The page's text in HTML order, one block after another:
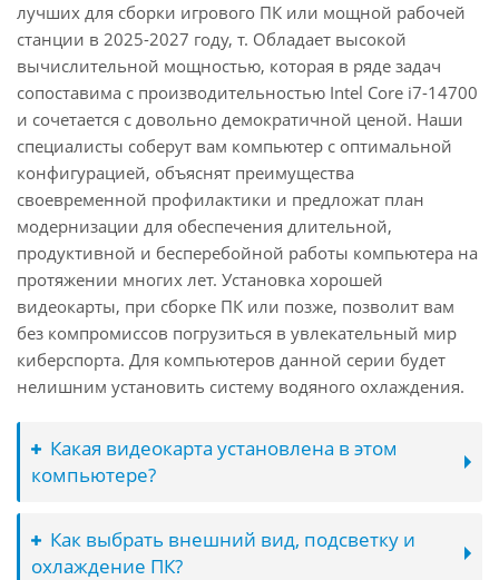
лучших для сборки игрового ПК или мощной рабочей
станции в 2025-2027 году, т. Обладает высокой
вычислительной мощностью, которая в ряде задач
сопоставима с производительностью Intel Core i7-14700
и сочетается с довольно демократичной ценой. Наши
специалисты соберут вам компьютер с оптимальной
конфигурацией, объяснят преимущества
своевременной профилактики и предложат план
модернизации для обеспечения длительной,
продуктивной и бесперебойной работы компьютера на
протяжении многих лет. Установка хорошей
видеокарты, при сборке ПК или позже, позволит вам
без компромиссов погрузиться в увлекательный мир
киберспорта. Для компьютеров данной серии будет
нелишним установить систему водяного охлаждения.
Какая видеокарта установлена в этом
компьютере?
Как выбрать внешний вид, подсветку и
охлаждение ПК?